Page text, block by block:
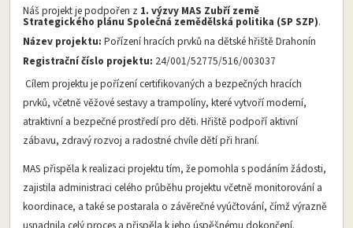
Náš projekt je podpořen z 1. výzvy MAS Zubří země
Strategického plánu Společná zemědělská politika (SP SZP).
Název projektu: Pořízení hracích prvků na dětské hřiště Drahonín
Registrační číslo projektu: 24/001/52775/516/003037
Cílem projektu je pořízení certifikovaných a bezpečných hracích
prvků, včetně věžové sestavy a trampolíny, které vytvoří moderní,
atraktivní a bezpečné prostředí pro děti. Hřiště podpoří aktivní
zábavu, zdravý rozvoj a radostné chvíle dětí při hraní.
MAS přispěla k realizaci projektu tím, že pomohla s podáním žádosti,
zajistila administraci celého průběhu projektu včetně monitorování a
koordinace, a také se postarala o závěrečné vyúčtování, čímž výrazně